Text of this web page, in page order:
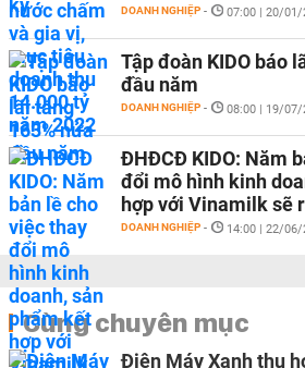
DOANH NGHIỆP - 07:00 | 20/01/
Tập đoàn KIDO báo
đầu năm
DOANH NGHIỆP - 08:00 | 19/07/
ĐHĐCĐ KIDO: Năm
đổi mô hình kinh
hợp với Vinamilk sẽ
DOANH NGHIỆP - 14:00 | 22/06/
Cùng chuyên mục
Điện Máy Xanh thu